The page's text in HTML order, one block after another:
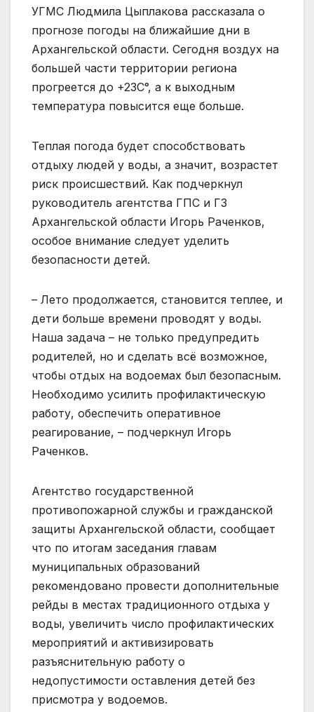
УГМС Людмила Цыплакова рассказала о
прогнозе погоды на ближайшие дни в
Архангельской области. Сегодня воздух на
большей части территории региона
прогреется до +23C°, а к выходным
температура повысится еще больше.
Теплая погода будет способствовать
отдыху людей у воды, а значит, возрастет
риск происшествий. Как подчеркнул
руководитель агентства ГПС и ГЗ
Архангельской области Игорь Раченков,
особое внимание следует уделить
безопасности детей.
– Лето продолжается, становится теплее, и
дети больше времени проводят у воды.
Наша задача – не только предупредить
родителей, но и сделать всё возможное,
чтобы отдых на водоемах был безопасным.
Необходимо усилить профилактическую
работу, обеспечить оперативное
реагирование, – подчеркнул Игорь
Раченков.
Агентство государственной
противопожарной службы и гражданской
защиты Архангельской области, сообщает
что по итогам заседания главам
муниципальных образований
рекомендовано провести дополнительные
рейды в местах традиционного отдыха у
воды, увеличить число профилактических
мероприятий и активизировать
разъяснительную работу о
недопустимости оставления детей без
присмотра у водоемов.